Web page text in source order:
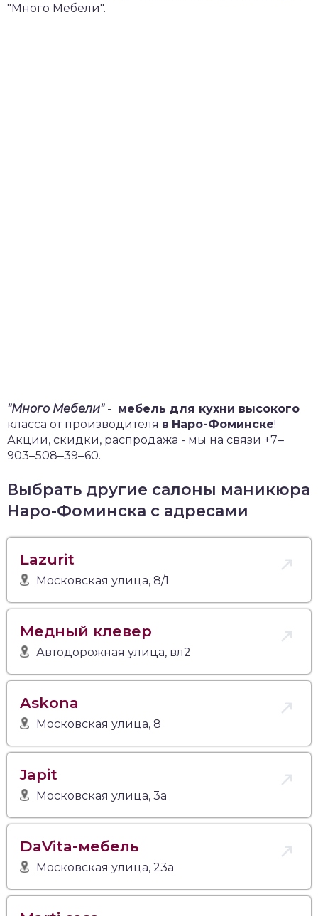
"Много Мебели".
"Много Мебели"- мебель для кухни высокого
класса от производителя в Наро-Фоминске!
Акции, скидки, распродажа - мы на связи +7‒
903‒508‒39‒60.
Выбрать другие салоны маникюра
Наро-Фоминска с адресами
Lazurit
Московская улица, 8/1
Медный клевер
Автодорожная улица, вл2
Askona
Московская улица, 8
Japit
Московская улица, 3а
DaVita-мебель
Московская улица, 23а